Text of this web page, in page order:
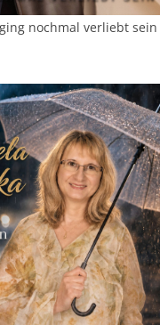
nochmal verliebt sein